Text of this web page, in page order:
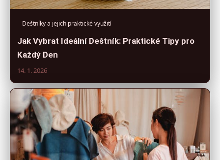
Deštníky a jejich praktické využití
Jak Vybrat Ideální Deštník: Praktické Tipy pro
Každý Den
14. 1. 2026